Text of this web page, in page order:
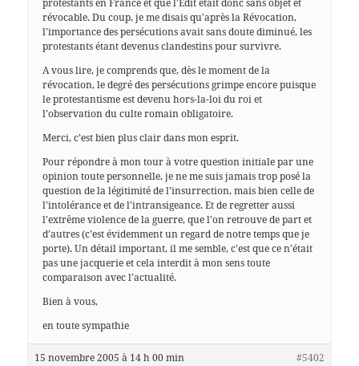
protestants en France et que l’Edit était donc sans objet et
révocable. Du coup, je me disais qu’après la Révocation,
l’importance des persécutions avait sans doute diminué, les
protestants étant devenus clandestins pour survivre.
A vous lire, je comprends que, dès le moment de la
révocation, le degré des persécutions grimpe encore puisque
le protestantisme est devenu hors-la-loi du roi et
l’observation du culte romain obligatoire.
Merci, c’est bien plus clair dans mon esprit.
Pour répondre à mon tour à votre question initiale par une
opinion toute personnelle, je ne me suis jamais trop posé la
question de la légitimité de l’insurrection, mais bien celle de
l’intolérance et de l’intransigeance. Et de regretter aussi
l’extrême violence de la guerre, que l’on retrouve de part et
d’autres (c’est évidemment un regard de notre temps que je
porte). Un détail important, il me semble, c’est que ce n’était
pas une jacquerie et cela interdit à mon sens toute
comparaison avec l’actualité.
Bien à vous,
en toute sympathie
15 novembre 2005 à 14 h 00 min #5402